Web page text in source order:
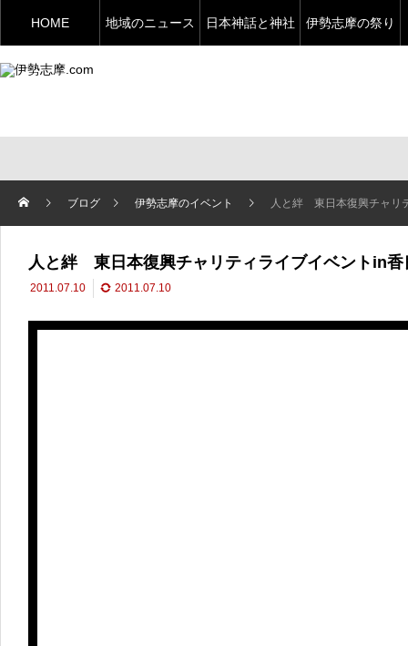
HOME 地域のニュース 日本神話と神社 伊勢志摩の祭り
ブログ 伊勢志摩のイベント 人と絆 東日本復興チャリ
人と絆 東日本復興チャリティライブイベントin香
2011.07.10 2011.07.10